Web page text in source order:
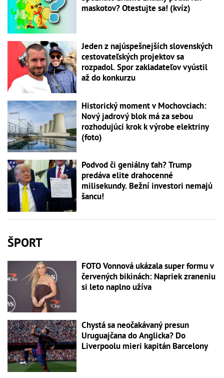
maskotov? Otestujte sa! (kvíz)
Jeden z najúspešnejších slovenských
cestovateľských projektov sa
rozpadol. Spor zakladateľov vyústil
až do konkurzu
Historický moment v Mochovciach:
Nový jadrový blok má za sebou
rozhodujúci krok k výrobe elektriny
(foto)
Podvod či geniálny ťah? Trump
predáva elite drahocenné
milisekundy. Bežní investori nemajú
šancu!
ŠPORT
FOTO Vonnová ukázala super formu v
červených bikinách: Napriek zraneniu
si leto naplno užíva
Chystá sa neočakávaný presun
Uruguajčana do Anglicka? Do
Liverpoolu mieri kapitán Barcelony